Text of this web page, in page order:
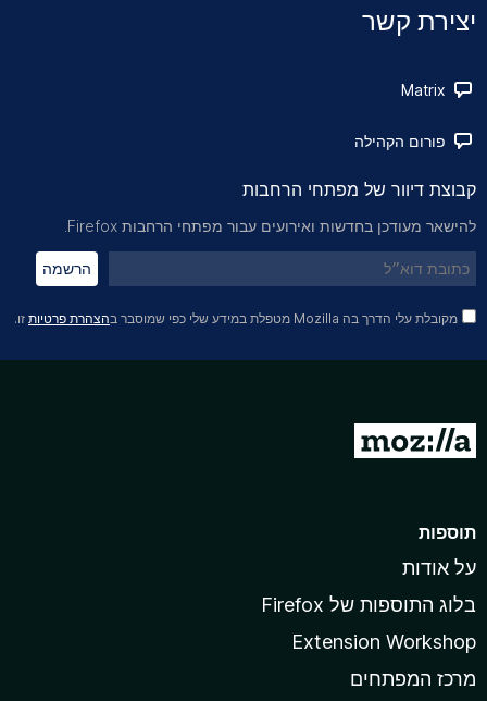
יצירת קשר
Matrix
פורום הקהילה
קבוצת דיוור של מפתחי הרחבות
להישאר מעודכן בחדשות ואירועים עבור מפתחי הרחבות Firefox.
מקובלת עלי הדרך בה Mozilla מטפלת במידע שלי כפי שמוסבר ב הצהרת פרטיות זו.
הרשמה
תוספות
על אודות
בלוג התוספות של Firefox
Extension Workshop
מרכז המפתחים